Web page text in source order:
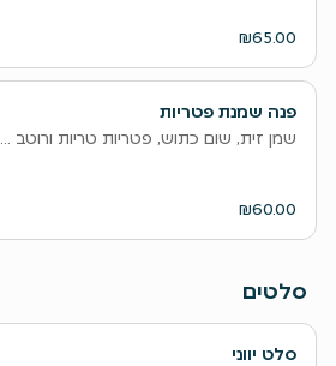
₪65.00
פנה שמנת פטריות
שמן זית, שום כתוש, פטריות טריות ורוטב
₪60.00
סלטים
סלט יווני